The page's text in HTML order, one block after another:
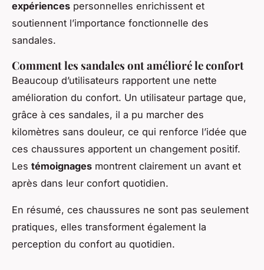
expériences personnelles enrichissent et
soutiennent l’importance fonctionnelle des
sandales.
Comment les sandales ont amélioré le confort
Beaucoup d’utilisateurs rapportent une nette
amélioration du confort. Un utilisateur partage que,
grâce à ces sandales, il a pu marcher des
kilomètres sans douleur, ce qui renforce l’idée que
ces chaussures apportent un changement positif.
Les témoignages montrent clairement un avant et
après dans leur confort quotidien.
En résumé, ces chaussures ne sont pas seulement
pratiques, elles transforment également la
perception du confort au quotidien.